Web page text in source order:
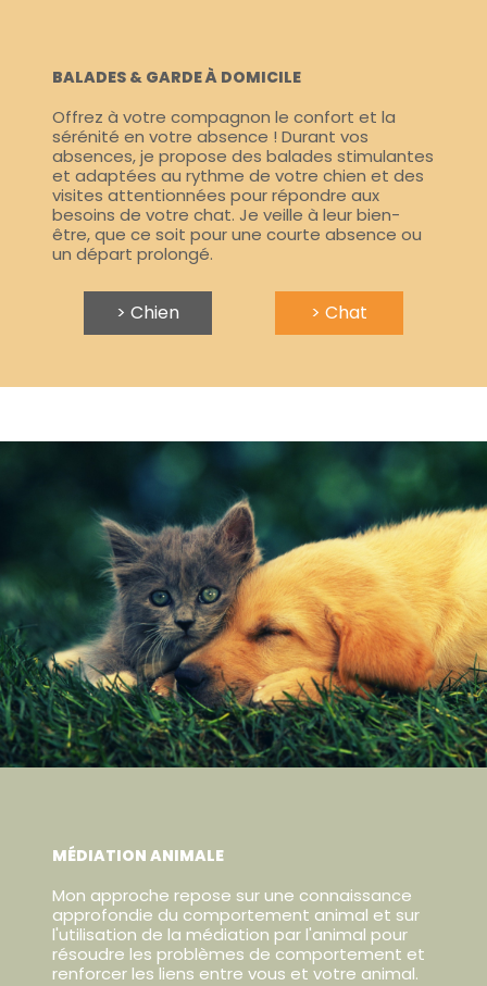
BALADES & GARDE À DOMICILE
Offrez à votre compagnon le confort et la
sérénité en votre absence ! Durant vos
absences, je propose des balades stimulantes
et adaptées au rythme de votre chien et des
visites attentionnées pour répondre aux
besoins de votre chat. Je veille à leur bien-
être, que ce soit pour une courte absence ou
un départ prolongé.
> Chien > Chat
MÉDIATION ANIMALE
Mon approche repose sur une connaissance
approfondie du comportement animal et sur
l'utilisation de la médiation par l'animal pour
résoudre les problèmes de comportement et
renforcer les liens entre vous et votre animal.